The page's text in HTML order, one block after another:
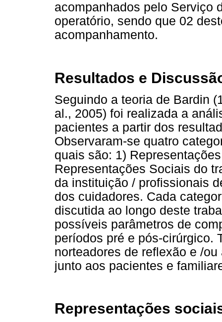
acompanhados pelo Serviço
operatório, sendo que 02
acompanhamento.
Resultados e
Seguindo a teoria de Bardin
al., 2005) foi realizada a
pacientes a partir dos
Observaram-se quatro
quais são: 1)
Representações Sociais do
da instituição / profissionais
dos cuidadores. Cada
discutida ao longo deste
possíveis parâmetros de
períodos pré e pós-cirúrgico.
norteadores de reflexão e /
junto aos pacientes e
Representações